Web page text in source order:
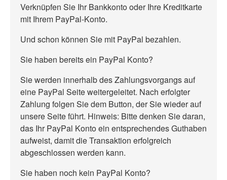
Verknüpfen Sie Ihr Bankkonto oder Ihre Kreditkarte
mit Ihrem PayPal-Konto.
Und schon können Sie mit PayPal bezahlen.
Sie haben bereits ein PayPal Konto?
Sie werden innerhalb des Zahlungsvorgangs auf
eine PayPal Seite weitergeleitet. Nach erfolgter
Zahlung folgen Sie dem Button, der Sie wieder auf
unsere Seite führt. Hinweis: Bitte denken Sie daran,
das Ihr PayPal Konto ein entsprechendes Guthaben
aufweist, damit die Transaktion erfolgreich
abgeschlossen werden kann.
Sie haben noch kein PayPal Konto?